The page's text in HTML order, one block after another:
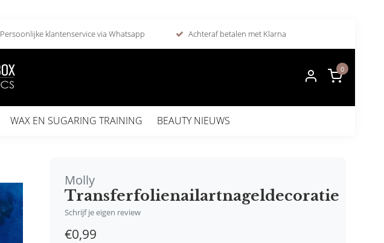
Persoonlijke klantenservice via Whatsapp Achteraf betalen met Klarna
0
WAX EN SUGARING TRAINING BEAUTY NIEUWS
Molly
Transferfolienailartnageldecoratie
Schrijf je eigen review
€0,99